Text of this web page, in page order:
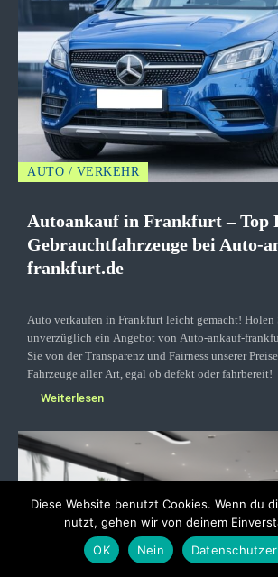
AUTO / VERKEHR
Autoankauf in Frankfurt – Top
Gebrauchtfahrzeuge bei Auto-
frankfurt.de
Auto verkaufen in Frankfurt leicht gemacht! Holen
unverzüglich ein Angebot von Auto-ankauf-
Sie von der Transparenz und Fairness unserer
Fahrzeuge aller Art, egal ob defekt oder fahrbereit!
Weiterlesen
Diese Website benutzt Cookies. Wenn du
nutzt, gehen wir von deinem
OK
Nein